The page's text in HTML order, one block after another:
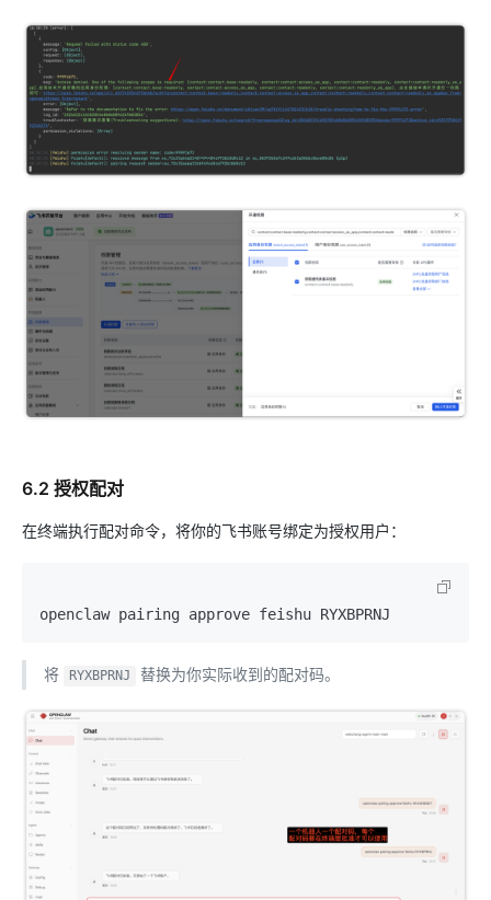
6.2 授权配对
在终端执行配对命令，将你的飞书账号绑定为授权用户：
将 RYXBPRNJ 替换为你实际收到的配对码。